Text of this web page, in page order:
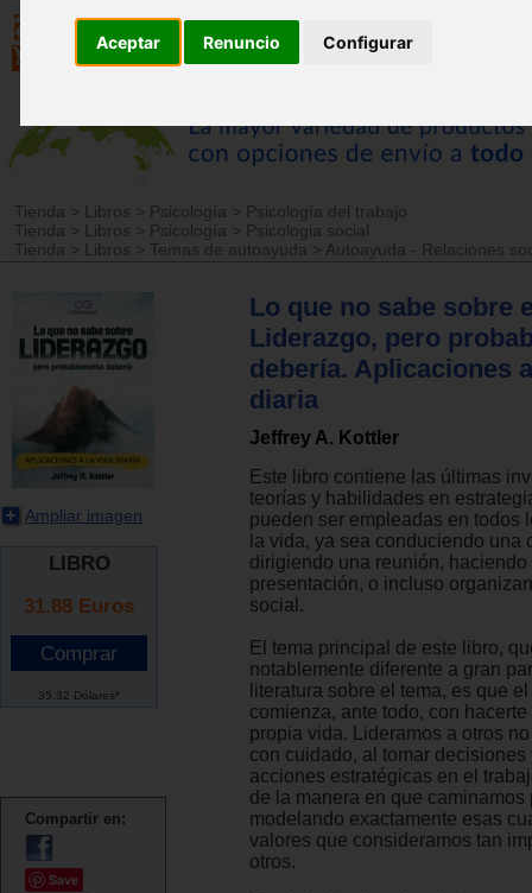
Aceptar Renuncio Configurar
Tienda > Libros > Psicología > Psicología del trabajo
Tienda
> Libros > Psicología > Psicologia social
Tienda
> Libros > Temas de autoayuda > Autoayuda - Relaciones
Ampliar imagen
LIBRO
31.88 Euros
35.32 Dólares*
Compartir en:
Save
Lo que no sabe sobre
Liderazgo, pero
debería. Aplicaciones
diaria
Jeffrey A. Kottler
Este libro contiene las últimas
teorías y habilidades en
pueden ser empleadas en todos
la vida, ya sea conduciendo una
dirigiendo una reunión, haciendo
presentación, o incluso
social.
El tema principal de este libro,
notablemente diferente a gran
literatura sobre el tema, es que
comienza, ante todo, con
propia vida. Lideramos a otros
con cuidado, al tomar decisiones
acciones estratégicas en el
de la manera en que caminamos
modelando exactamente esas
valores que consideramos tan
otros.